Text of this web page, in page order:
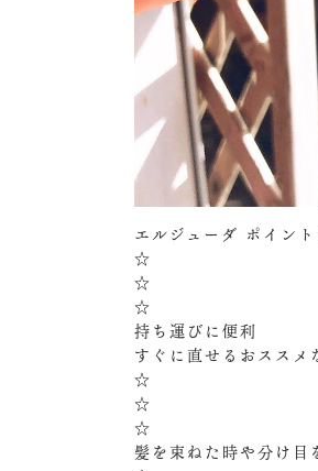
エルジューダ ポイン
☆
☆
☆
持ち運びに便利
すぐに直せるおススメ
☆
☆
☆
髪を束ねた時や分け